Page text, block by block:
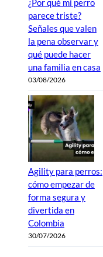
¿Por qué mi perro
parece triste?
Señales que valen
la pena observar y
qué puede hacer
una familia en casa
03/08/2026
Agility para perros:
cómo empezar de
forma segura y
divertida en
Colombia
30/07/2026